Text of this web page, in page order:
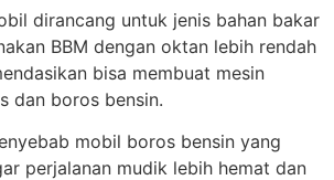
dirancang untuk jenis bahan bakar
BBM dengan oktan lebih rendah
bisa membuat mesin
dan boros bensin.
mobil boros bensin yang
perjalanan mudik lebih hemat dan